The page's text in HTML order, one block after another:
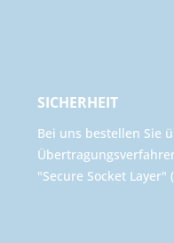
SICHERHEIT
Bei uns bestellen Sie
"Secure Socket Layer"